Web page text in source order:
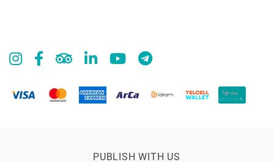
PUBLISH WITH US